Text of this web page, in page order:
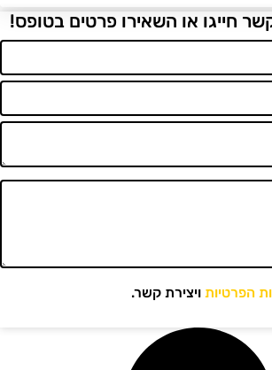
חייגו או השאירו פרטים בטופס!
הפרטיותויצירת קשר.